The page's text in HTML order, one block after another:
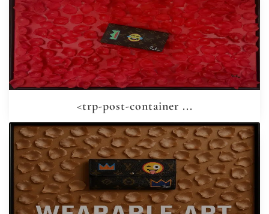
<trp-post-container ...